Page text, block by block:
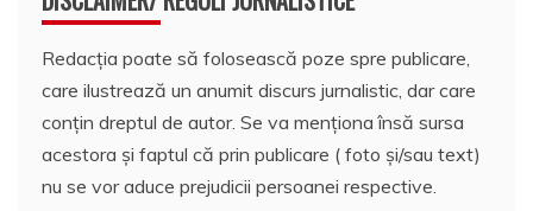
Redacția poate să folosească poze spre publicare,
care ilustrează un anumit discurs jurnalistic, dar care
conțin dreptul de autor. Se va menționa însă sursa
acestora și faptul că prin publicare ( foto și/sau text)
nu se vor aduce prejudicii persoanei respective.